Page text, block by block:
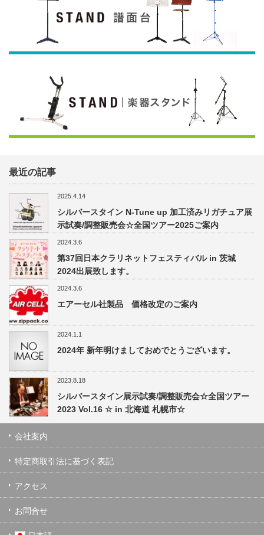
最近の記事
2025.4.14
シルバースタイン N-Tune up 加工済みリガチュア展
示試奏/調整販売会☆全国ツアー2025ご案内
2024.3.6
第37回日本クラリネットフェスティバル in 茨城
2024出展致します。
2024.3.6
エアーセル社製品 価格改定のご案内
2024.1.1
2024年 新年明けましておめでとうございます。
2023.8.18
シルバースタイン展示試奏/調整販売会☆全国ツアー
2023 Vol.16 ☆ in 北海道 札幌市☆
会社案内
特定商取引法に基づく表記
アクセス
お問合せ